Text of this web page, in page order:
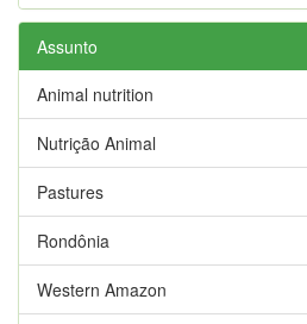
Assunto
Animal nutrition
Nutrição Animal
Pastures
Rondônia
Western Amazon